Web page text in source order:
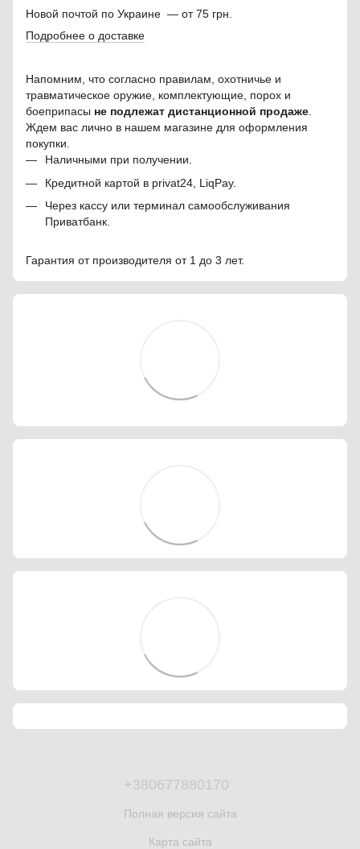
Новой почтой по Украине — от 75 грн.
Подробнее о доставке
Напомним, что согласно правилам, охотничье и
травматическое оружие, комплектующие, порох и
боеприпасы не подлежат дистанционной продаже.
Ждем вас лично в нашем магазине для оформления
покупки.
Наличными при получении.
Кредитной картой в privat24, LiqPay.
Через кассу или терминал самообслуживания
Приватбанк.
Гарантия от производителя от 1 до 3 лет.
+380677880170
Полная версия сайта
Карта сайта